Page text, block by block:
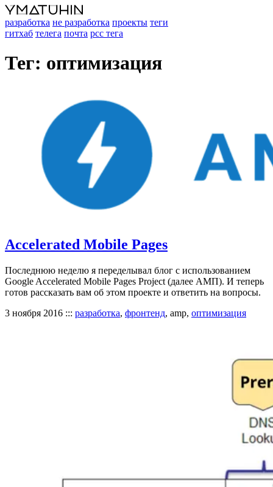
разработка не разработка проекты теги
гитхаб телега почта рсс тега
Тег: оптимизация
Accelerated Mobile Pages
Последнюю неделю я переделывал блог с использованием
Google Accelerated Mobile Pages Project (далее АМП). И теперь
готов рассказать вам об этом проекте и ответить на вопросы.
3 ноября 2016 ::: разработка, фронтенд, amp, оптимизация